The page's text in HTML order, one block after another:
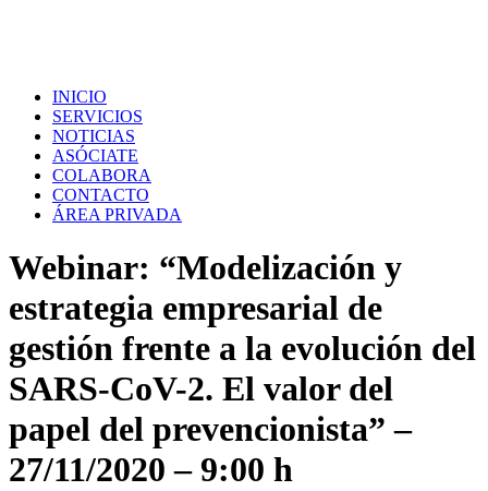
INICIO
SERVICIOS
NOTICIAS
ASÓCIATE
COLABORA
CONTACTO
ÁREA PRIVADA
Webinar: “Modelización y
estrategia empresarial de
gestión frente a la evolución del
SARS-CoV-2. El valor del
papel del prevencionista” –
27/11/2020 – 9:00 h